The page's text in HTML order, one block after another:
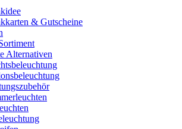
& Gutscheine
Alternativen